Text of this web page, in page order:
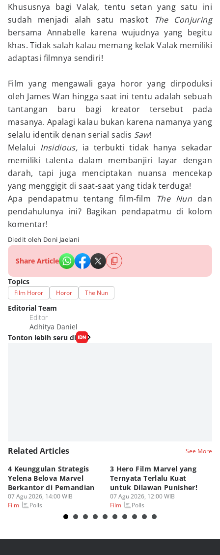
Khususnya bagi Valak, tentu setan yang satu ini
sudah menjadi alah satu maskot
The Conjuring
bersama Annabelle karena wujudnya yang begitu
khas. Tidak salah kalau memang kelak Valak memiliki
adaptasi filmnya sendiri!
Film yang mengawali gaya horor yang dirpoduksi
oleh James Wan hingga saat ini tentu adalah sebuah
tantangan baru bagi kreator tersebut pada
masanya. Apalagi kalau bukan karena namanya yang
selalu identik denan serial sadis Saw!
Melalui Insidious, ia terbukti tidak hanya sekadar
memiliki talenta dalam membanjiri layar dengan
darah, tapi juga menciptakan nuansa mencekap
yang menggigit di saat-saat yang tidak terduga!
Apa pendapatmu tentang film-film
The Nun dan
pendahulunya ini? Bagikan pendapatmu di kolom
komentar!
Diedit oleh Doni Jaelani
Share Article
Topics
Film Horor Horor The Nun
Editorial Team
Editor
Adhitya Daniel
Tonton lebih seru di
Related Articles See More
4 Keunggulan Strategis
Yelena Belova Marvel
Berkantor di Pemandian
07 Agu 2026, 14:00 WIB
Film
Polls
3 Hero Film Marvel yang
Ternyata Terlalu Kuat
untuk Dilawan Punisher!
07 Agu 2026, 12:00 WIB
Film
Polls